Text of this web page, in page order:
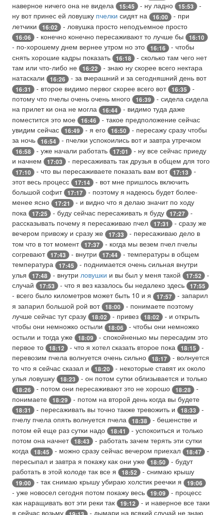
наверное ничего она не видела 15:45 - ну ладно 15:53
-
ну вот принес ей ловушку пчелки сидят на 16:00
- при
летчики
16:02 - ловушка просто неподъемное просто
16:06 - конечно конечно пересаживают то лучше бы 16:10
- по-хорошему днем вернее утром но это 16:16
- чтобы
снять хорошие кадры показать
16:18
- сколько там чего нет
там или что-либо не
16:22
- знаю ну скорее всего нектара
натаскали
16:26 - за вчерашний и за сегодняшний день вот
16:31 - второе видимо первог скорее всего вот 16:35
-
потому что пчелы очень очень много
16:39
- сидела сидела
на прилет ки она не могла
16:44
- видимо туда даже
поместится это мое
16:46
- такое предположение сейчас
увидим сейчас
16:49 - я его 16:50
- пересажу сразу чтобы
за ночь
16:54 - пчелки успокоились вот и завтра утречком
16:58 - уже начали работать 17:01
- ну все сейчас приеду
и начнем
17:03 - пересаживать так друзья в общем для того
17:10 - что вы пересаживаете показать вам вот 17:13
-
этот весь процесс
17:14
- вот мне пришлось включить
большой софит 17:17
- поэтому я надеюсь будет более-
менее ясно
17:21
- и видно что я делаю значит по ходу
пока
17:25 - буду сейчас пересаживать я буду 17:27
-
рассказывать почему я пересаживаю пчел
17:31
- сразу же
вечером привожу и сразу же
17:33
- пересаживаю дело в
том что в тот момент 17:37
- когда мы везем пчел пчелы
согревают 17:43 - внутри 17:44
- температуры в общем
температура
17:45
- поднимается очень сильная внутри
улья
17:48 - внутри ловушки и вы был у меня такой 17:52
-
случай
17:53 - что я вез казалось бы недалеко здесь 17:55
- всего было километров может быть 10 и я 17:57
- запарил
я запарил большой рой вот 18:00
- понимаете поэтому
лучше сейчас тут сразу
18:02 - привез 18:02
- и открыть
чтобы они немножко остыли
18:06
- чтобы они немножко
остыли и тогда уже
18:09
- спокойненько мы пересадим это
первое то
18:12 - что я хотел сказать второе пока 18:15
-
перевозим пчела волнуется очень сильно
18:17
- волнуется
то что я сейчас сказал и
18:20
- некоторые ставят их около
улья ловушку
18:23 - он потом сутки облизывается и только
18:26 - потом они пересаживают это не хорошо 18:28
-
понимаете
18:29 - потом на второй день когда вы будете
18:31 - пересаживать вы точно также тревожить и 18:33
-
пчелу пчела опять волнуется пчела
18:38
- бешенстве и
потом ей еще раз сутки надо
18:41
- успокоиться и только
потом она начнет 18:43
- работать зачем терять эти сутки
когда
18:45 - можно сразу сейчас вечером приехал 18:47
-
пересыпал и завтра я покажу как они уже
18:50
- будут
работать в этой колоде так все я
18:52 - снимаю крышу
19:00 - так снимаю крышу убираю холстик реечки я 19:06
- уже новосел сегодня потом покажу весь 19:09
- процесс
как наращивать вот эти реки так
19:12
- и наверное все таки
я сейчас возьму
- дымари на всякий случай не знаю